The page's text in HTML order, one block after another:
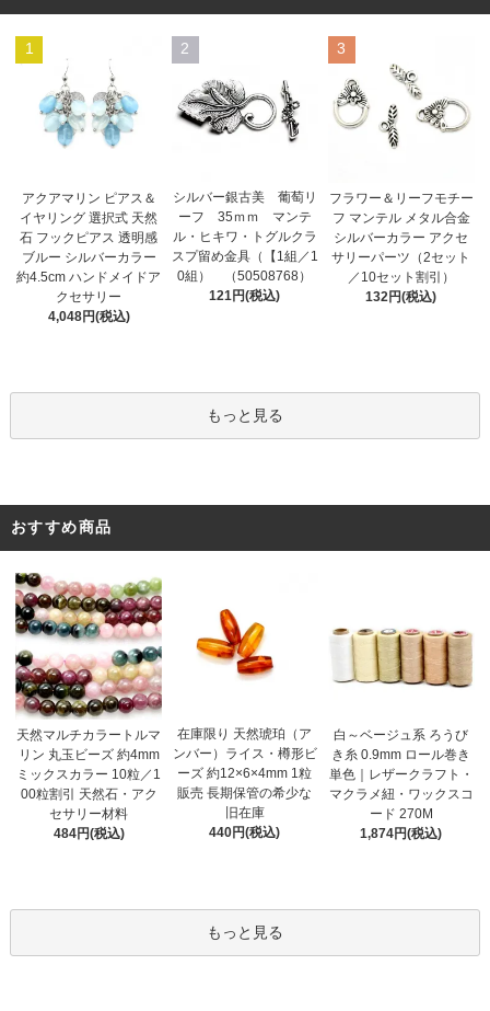
1
アクアマリン ピアス＆
イヤリング 選択式 天然
石 フックピアス 透明感
ブルー シルバーカラー
約4.5cm ハンドメイドア
クセサリー
4,048円(税込)
2
シルバー銀古美 葡萄リ
ーフ 35ｍｍ マンテ
ル・ヒキワ・トグルクラ
スプ留め金具（【1組／1
0組） （50508768）
121円(税込)
3
フラワー＆リーフモチー
フ マンテル メタル合金
シルバーカラー アクセ
サリーパーツ（2セット
／10セット割引）
132円(税込)
もっと見る
おすすめ商品
天然マルチカラートルマ
リン 丸玉ビーズ 約4mm
ミックスカラー 10粒／1
00粒割引 天然石・アク
セサリー材料
484円(税込)
在庫限り 天然琥珀（ア
ンバー）ライス・樽形ビ
ーズ 約12×6×4mm 1粒
販売 長期保管の希少な
旧在庫
440円(税込)
白～ベージュ系 ろうび
き糸 0.9mm ロール巻き
単色｜レザークラフト・
マクラメ紐・ワックスコ
ード 270M
1,874円(税込)
もっと見る